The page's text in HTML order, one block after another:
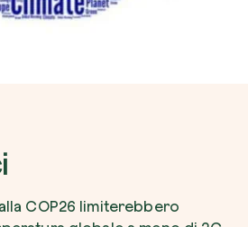
COP26 limiterebbero